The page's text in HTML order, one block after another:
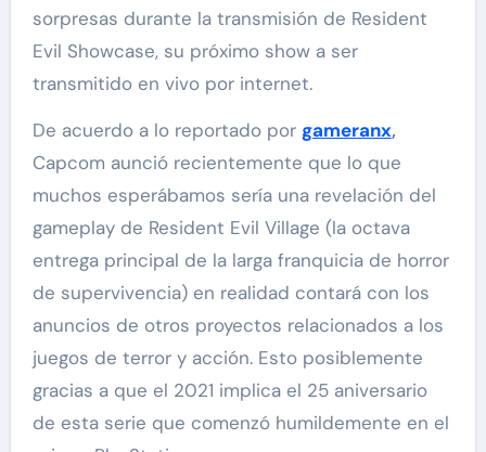
sorpresas durante la transmisión de Resident
Evil Showcase, su próximo show a ser
transmitido en vivo por internet.
De acuerdo a lo reportado por gameranx,
Capcom aunció recientemente que lo que
muchos esperábamos sería una revelación del
gameplay de Resident Evil Village (la octava
entrega principal de la larga franquicia de horror
de supervivencia) en realidad contará con los
anuncios de otros proyectos relacionados a los
juegos de terror y acción. Esto posiblemente
gracias a que el 2021 implica el 25 aniversario
de esta serie que comenzó humildemente en el